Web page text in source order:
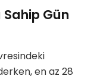
Gün
en az 28